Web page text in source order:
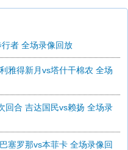
者 全场录像回放
雅得新月vs塔什干棉农 全场
回合 吉达国民vs赖扬 全场录
塞罗那vs本菲卡 全场录像回